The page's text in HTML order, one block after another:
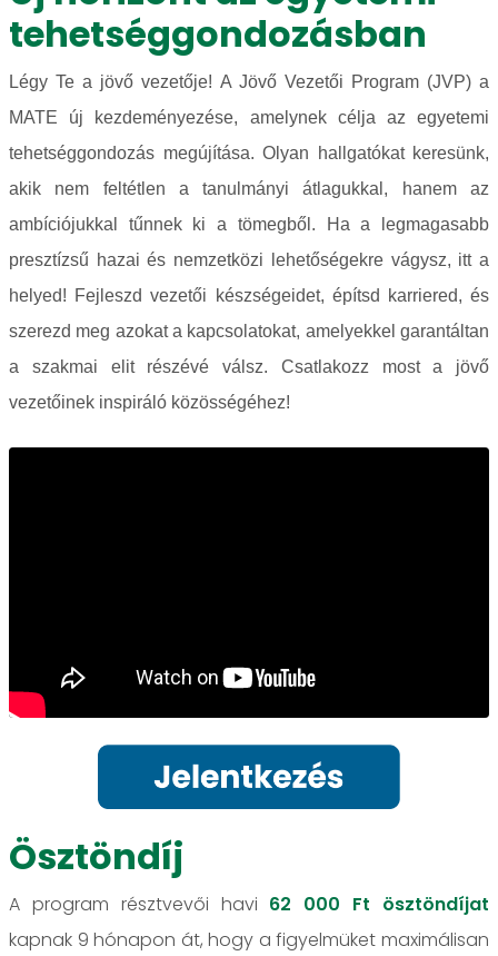
tehetséggondozásban
Légy Te a jövő vezetője! A Jövő Vezetői Program (JVP) a
MATE új kezdeményezése, amelynek célja az egyetemi
tehetséggondozás megújítása. Olyan hallgatókat keresünk,
akik nem feltétlen a tanulmányi átlagukkal, hanem az
ambíciójukkal tűnnek ki a tömegből. Ha a legmagasabb
presztízsű hazai és nemzetközi lehetőségekre vágysz, itt a
helyed! Fejleszd vezetői készségeidet, építsd karriered, és
szerezd meg azokat a kapcsolatokat, amelyekkel garantáltan
a szakmai elit részévé válsz. Csatlakozz most a jövő
vezetőinek inspiráló közösségéhez!
Ösztöndíj
A program résztvevői havi 62 000 Ft ösztöndíjat
kapnak 9 hónapon át, hogy a figyelmüket maximálisan